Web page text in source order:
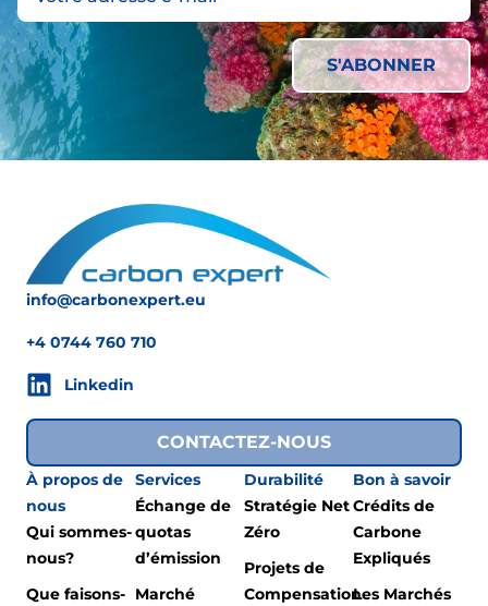
info@carbonexpert.eu
+4 0744 760 710
Linkedin
CONTACTEZ-NOUS
À propos de
nous
Qui sommes-
nous?
Que faisons-
Services
Échange de
quotas
d’émission
Marché
Durabilité
Stratégie Net
Zéro
Projets de
Compensation
Bon à savoir
Crédits de
Carbone
Expliqués
Les Marchés